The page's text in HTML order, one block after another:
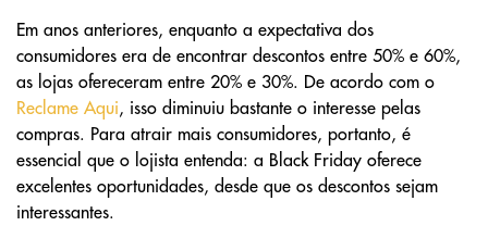
Em anos anteriores, enquanto a expectativa dos
consumidores era de encontrar descontos entre 50% e 60%,
as lojas ofereceram entre 20% e 30%. De acordo com o
Reclame Aqui, isso diminuiu bastante o interesse pelas
compras. Para atrair mais consumidores, portanto, é
essencial que o lojista entenda: a Black Friday oferece
excelentes oportunidades, desde que os descontos sejam
interessantes.